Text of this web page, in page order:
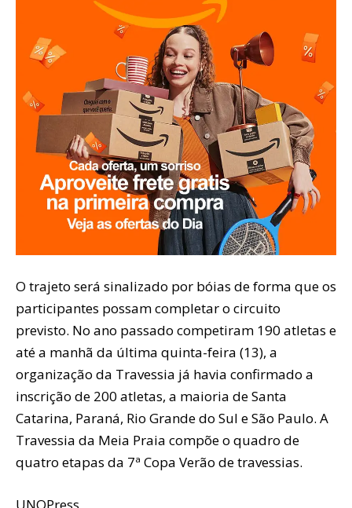
O trajeto será sinalizado por bóias de forma que os
participantes possam completar o circuito
previsto. No ano passado competiram 190 atletas e
até a manhã da última quinta-feira (13), a
organização da Travessia já havia confirmado a
inscrição de 200 atletas, a maioria de Santa
Catarina, Paraná, Rio Grande do Sul e São Paulo. A
Travessia da Meia Praia compõe o quadro de
quatro etapas da 7ª Copa Verão de travessias.
UNOPress